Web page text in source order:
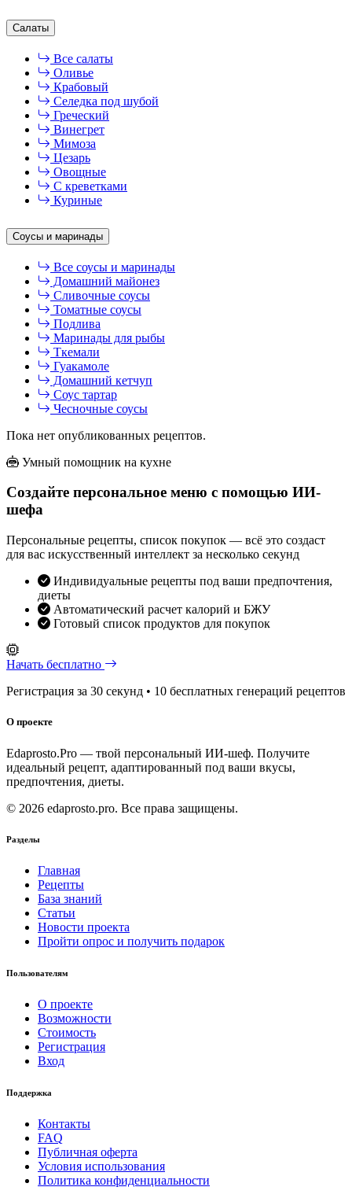
Салаты
Все салаты
Оливье
Крабовый
Селедка под шубой
Греческий
Винегрет
Мимоза
Цезарь
Овощные
С креветками
Куриные
Соусы и маринады
Все соусы и маринады
Домашний майонез
Сливочные соусы
Томатные соусы
Подлива
Маринады для рыбы
Ткемали
Гуакамоле
Домашний кетчуп
Соус тартар
Чесночные соусы
Пока нет опубликованных рецептов.
Умный помощник на кухне
Создайте персональное меню с помощью ИИ-
шефа
Персональные рецепты, список покупок — всё это создаст
для вас искусственный интеллект за несколько секунд
Индивидуальные рецепты под ваши предпочтения,
диеты
Автоматический расчет калорий и БЖУ
Готовый список продуктов для покупок
Начать бесплатно
Регистрация за 30 секунд • 10 бесплатных генераций рецептов
О проекте
Edaprosto.Pro — твой персональный ИИ-шеф. Получите
идеальный рецепт, адаптированный под ваши вкусы,
предпочтения, диеты.
© 2026 edaprosto.pro. Все права защищены.
Разделы
Главная
Рецепты
База знаний
Статьи
Новости проекта
Пройти опрос и получить подарок
Пользователям
О проекте
Возможности
Стоимость
Регистрация
Вход
Поддержка
Контакты
FAQ
Публичная оферта
Условия использования
Политика конфиденциальности